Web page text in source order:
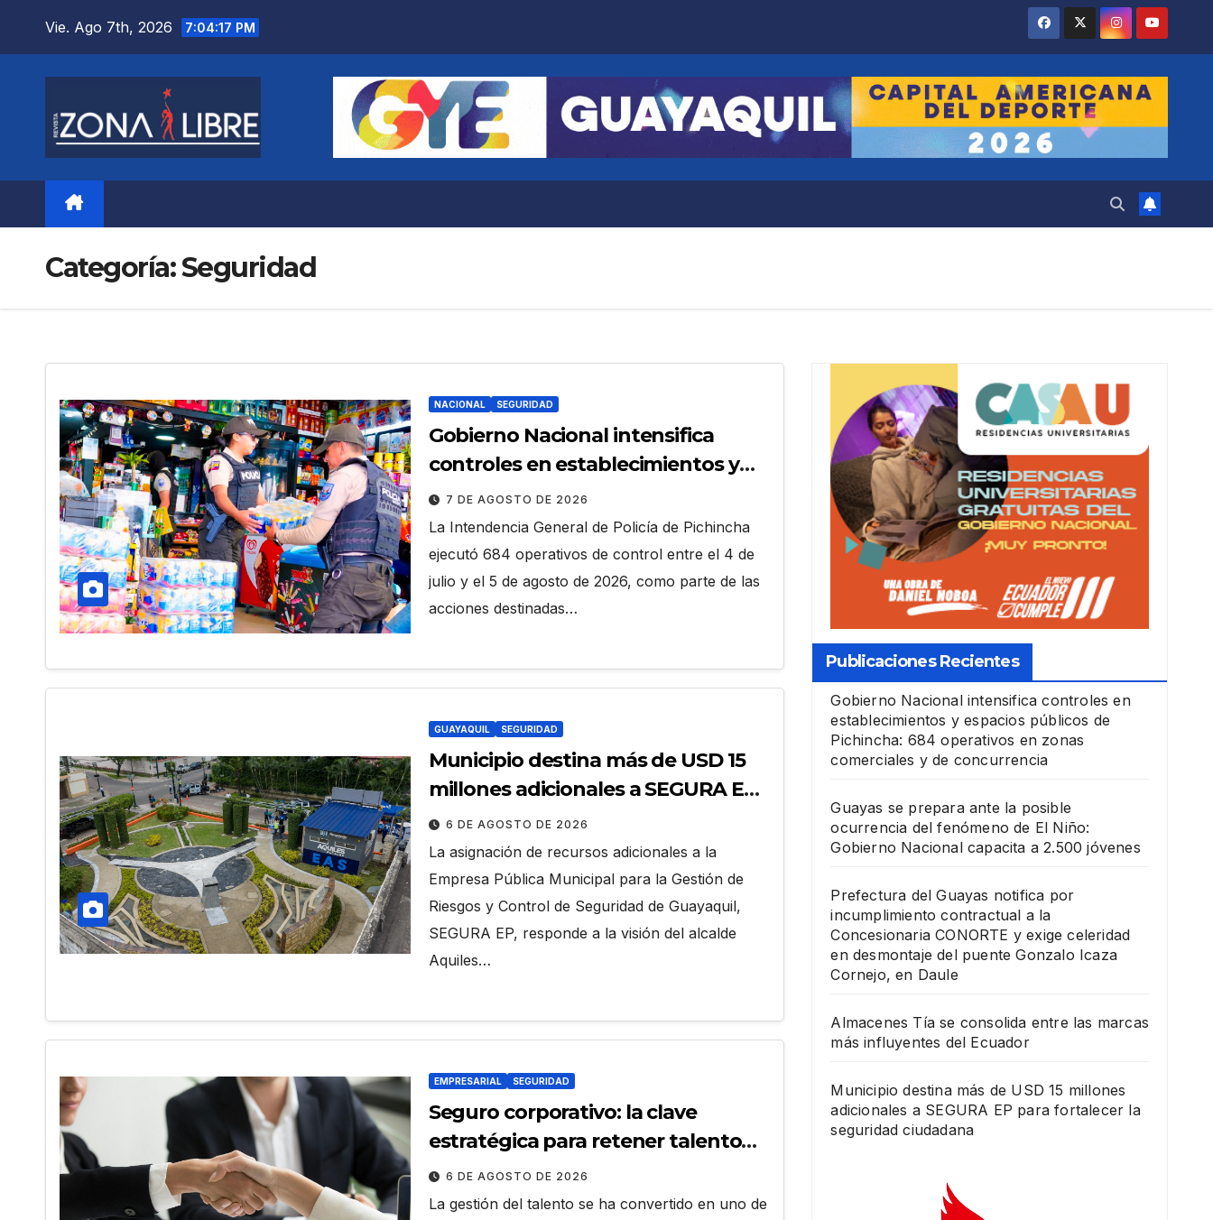
Vie. Ago 7th, 2026 7:04:18 PM
Categoría:Seguridad
NACIONAL SEGURIDAD
Gobierno Nacional intensifica
controles en establecimientos y
espacios públicos de Pichincha:
684 operativos en zonas
comerciales y de concurrencia
7 DE AGOSTO DE 2026
La Intendencia General de Policía de Pichincha
ejecutó 684 operativos de control entre el 4 de
julio y el 5 de agosto de 2026, como parte de las
acciones destinadas…
GUAYAQUIL SEGURIDAD
Municipio destina más de USD 15
millones adicionales a SEGURA EP
para fortalecer la seguridad
ciudadana
6 DE AGOSTO DE 2026
La asignación de recursos adicionales a la
Empresa Pública Municipal para la Gestión de
Riesgos y Control de Seguridad de Guayaquil,
SEGURA EP, responde a la visión del alcalde
Aquiles…
EMPRESARIAL SEGURIDAD
Seguro corporativo: la clave
estratégica para retener talento
en Ecuador
6 DE AGOSTO DE 2026
La gestión del talento se ha convertido en uno de
Publicaciones Recientes
Gobierno Nacional intensifica controles en
establecimientos y espacios públicos de
Pichincha: 684 operativos en zonas
comerciales y de concurrencia
Guayas se prepara ante la posible
ocurrencia del fenómeno de El Niño:
Gobierno Nacional capacita a 2.500 jóvenes
Prefectura del Guayas notifica por
incumplimiento contractual a la
Concesionaria CONORTE y exige celeridad
en desmontaje del puente Gonzalo Icaza
Cornejo, en Daule
Almacenes Tía se consolida entre las marcas
más influyentes del Ecuador
Municipio destina más de USD 15 millones
adicionales a SEGURA EP para fortalecer la
seguridad ciudadana